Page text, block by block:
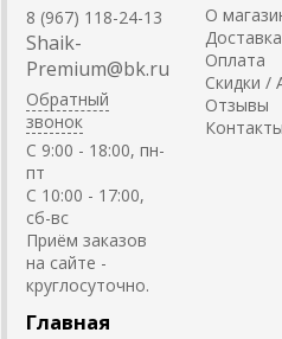
8 (967) 118-24-13
Shaik-
Premium@bk.ru
Обратный
звонок
C 9:00 - 18:00, пн-
пт
С 10:00 - 17:00,
сб-вс
Приём заказов
на сайте -
круглосуточно.
О
Оплата
Скидки /
Отзывы
Контакты
Главная